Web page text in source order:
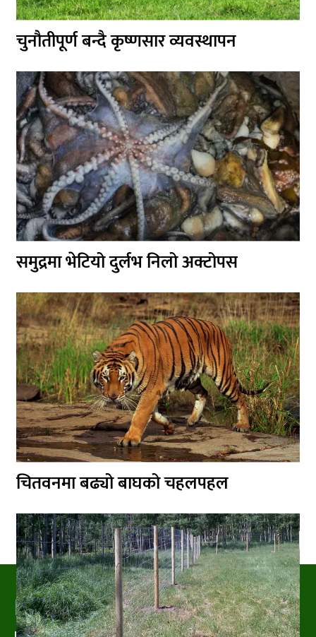
चुनौतीपूर्ण बन्दै कृष्णसार व्यवस्थापन
समुद्रमा भेटियो दुर्लभ निलो अक्टोपस
चितवनमा बढ्यो बाघको चहलपहल
PRAKRITIPRESS